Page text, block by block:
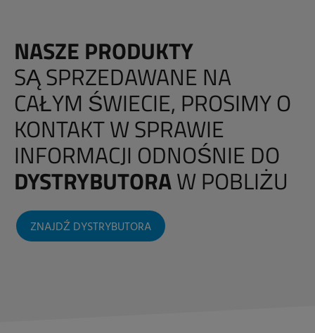
NASZE PRODUKTY
SĄSPRZEDAWANE NA
CAŁYM ŚWIECIE, PROSIMY O
KONTAKT W SPRAWIE
INFORMACJI ODNOŚNIE DO
DYSTRYBUTORAW POBLIŻU
ZNAJDŹ DYSTRYBUTORA